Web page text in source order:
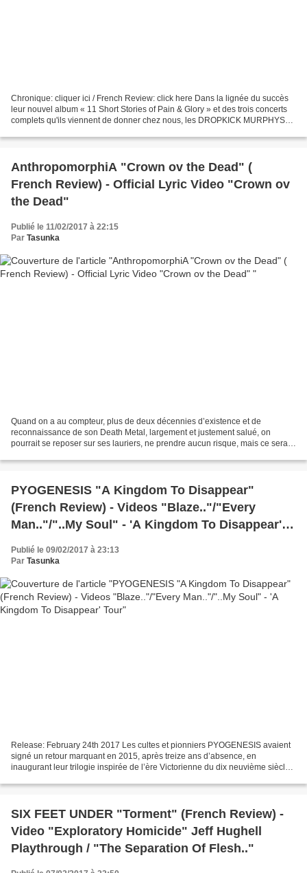
Chronique: cliquer ici / French Review: click here Dans la lignée du succès
leur nouvel album « 11 Short Stories of Pain & Glory » et des trois concerts
complets qu'ils viennent de donner chez nous, les DROPKICK MURPHYS
AnthropomorphiA "Crown ov the Dead" (
French Review) - Official Lyric Video "Crown ov
the Dead"
Publié le 11/02/2017 à 22:15
Par Tasunka
Quand on a au compteur, plus de deux décennies d’existence et de
reconnaissance de son Death Metal, largement et justement salué, on
pourrait se reposer sur ses lauriers, ne prendre aucun risque, mais ce serait
PYOGENESIS "A Kingdom To Disappear"
(French Review) - Videos "Blaze.."/"Every
Man.."/"..My Soul" - 'A Kingdom To Disappear'
Tour
Publié le 09/02/2017 à 23:13
Par Tasunka
Release: February 24th 2017 Les cultes et pionniers PYOGENESIS avaient
signé un retour marquant en 2015, après treize ans d’absence, en
inaugurant leur trilogie inspirée de l’ère Victorienne du dix neuvième siècle,
SIX FEET UNDER "Torment" (French Review) -
Video "Exploratory Homicide" Jeff Hughell
Playthrough / "The Separation Of Flesh.."